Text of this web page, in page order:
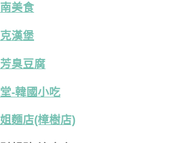
美食
漢堡
臭豆腐
-韓國小吃
麵店(樟樹店)